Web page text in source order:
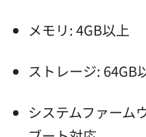
メモリ: 4GB以上
ストレージ: 64GB
システムファーム